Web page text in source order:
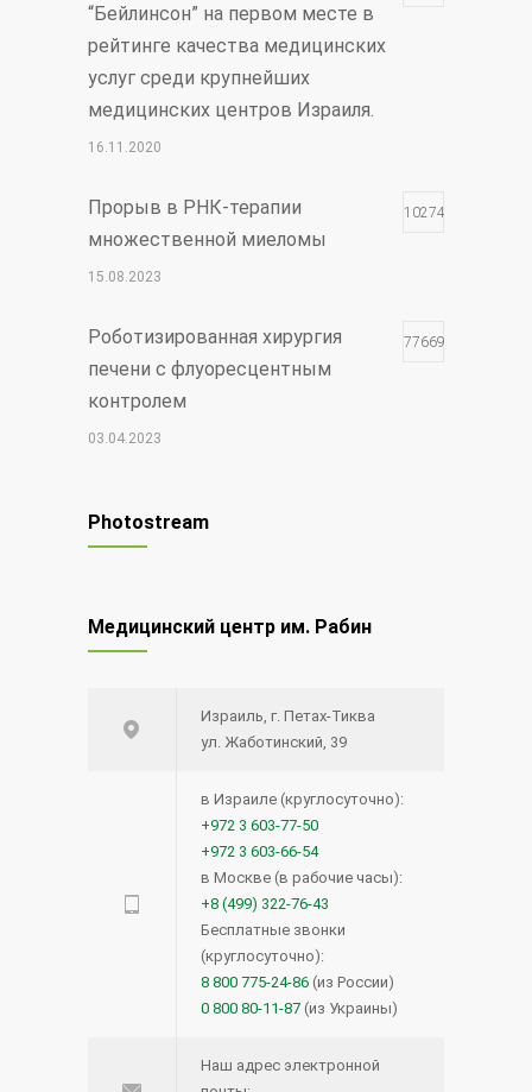
“Бейлинсон” на первом месте в
рейтинге качества медицинских
услуг среди крупнейших
медицинских центров Израиля.
16.11.2020
Прорыв в РНК-терапии
множественной миеломы
102748
15.08.2023
Роботизированная хирургия
печени с флуоресцентным
контролем
77669
03.04.2023
30.12.2021
глаза
Синий лазер для удаления
Прием кроверазжижающих
препаратов возможен и перед
операцией — новое исследование
Лимфома кожи: что нужно знать?
Photostream
Медицинский центр им. Рабин
Израиль, г. Петах-Тиква
ул. Жаботинский, 39
в Израиле (круглосуточно):
+972 3 603-77-50
+972 3 603-66-54
в Москве (в рабочие часы):
+8 (499) 322-76-43
Бесплатные звонки
(круглосуточно):
8 800 775-24-86 (из России)
0 800 80-11-87 (из Украины)
Наш адрес электронной